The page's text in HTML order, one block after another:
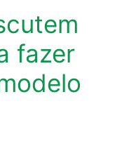
fazer